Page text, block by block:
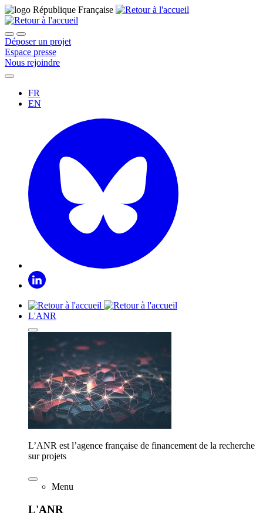
Déposer un projet
Espace presse
Nous rejoindre
FR
EN
L'ANR
L’ANR est l’agence française de financement de la recherche
sur projets
Menu
L'ANR